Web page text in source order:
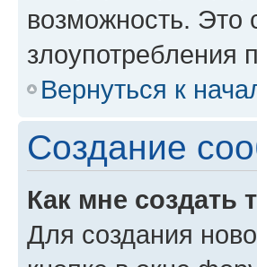
возможность. Это
злоупотребления
Вернуться к
Создание
Как мне создать
Для создания